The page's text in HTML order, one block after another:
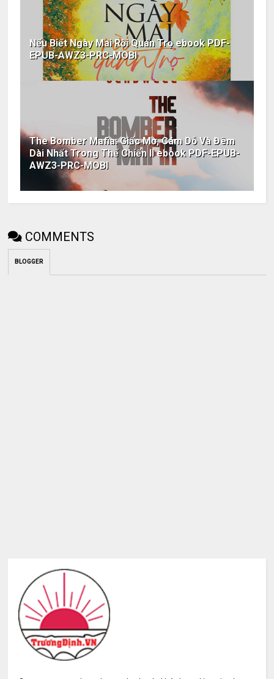
Nếu Biết Ngày Mai Rời Quán Trọ ebook PDF-
EPUB-AWZ3-PRC-MOBI
The Bomber Mafia: Giấc Mơ, Cám Dỗ Và Đêm
Dài Nhất Trong Thế Chiến II ebook PDF-EPUB-
AWZ3-PRC-MOBI
COMMENTS
BLOGGER